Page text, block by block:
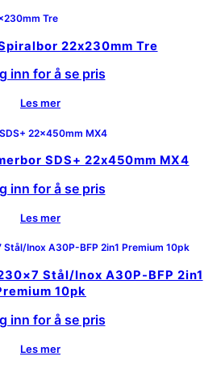
22x230mm Tre
inn for å se pris
Les mer
SDS+ 22x450mm MX4
inn for å se pris
Les mer
Stål/Inox A30P-BFP 2in1
10pk
inn for å se pris
Les mer